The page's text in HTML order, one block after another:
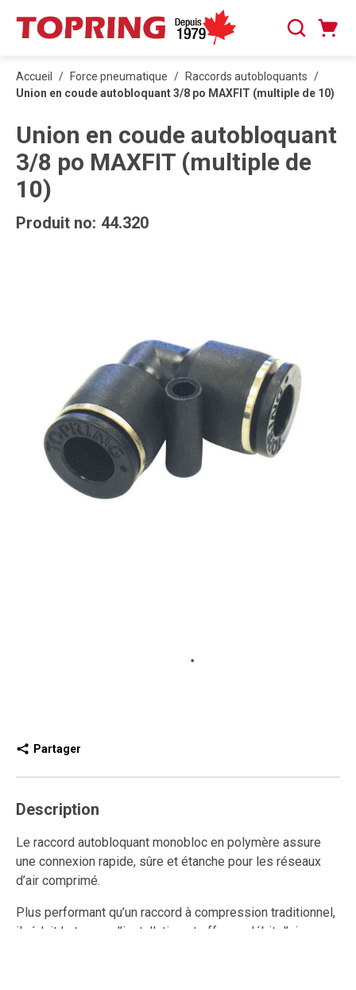
PASSER AU CONTENU PRINCIPAL
Recherche
Accueil / Force pneumatique / Raccords autobloquants /
Union en coude autobloquant 3/8 po MAXFIT (multiple de 10)
Union en coude autobloquant
3/8 po MAXFIT (multiple de
10)
Produit no: 44.320
Partager
Description
Le raccord autobloquant monobloc en polymère assure
une connexion rapide, sûre et étanche pour les réseaux
d’air comprimé.
Plus performant qu’un raccord à compression traditionnel,
il réduit le temps d’installation et offre un débit d’air